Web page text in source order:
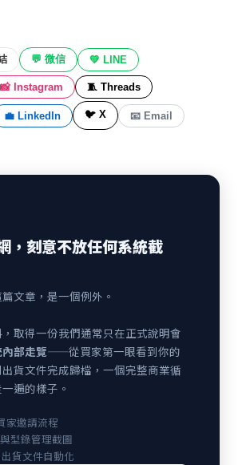
💬 微信 💚 LINE
📸 Instagram 🧵 Threads
💼 LinkedIn 🐦 X 📧 Email
，刻意不放任何系統截
文章，是一個例外。
取得一份我們通常只在正式說明會
部走覽——從買家第一眼看到你的
貨文件完成歸檔，一個完整商業循
遍的樣子。
家邀請流程
型錄管理截圖
貨文件自動化